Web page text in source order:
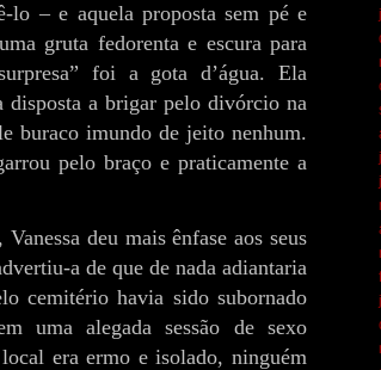
lo – e aquela proposta sem pé e
gruta fedorenta e escura para
foi a gota d’água. Ela
disposta a brigar pelo divórcio na
buraco imundo de jeito nenhum.
pelo braço e praticamente a
deu mais ênfase aos seus
a de que de nada adiantaria
cemitério havia sido subornado
uma alegada sessão de sexo
era ermo e isolado, ninguém